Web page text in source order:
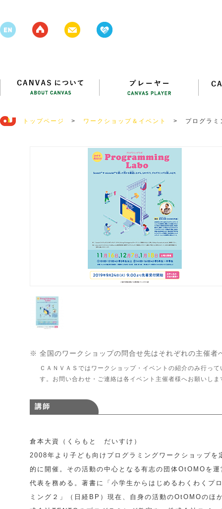
トップページ > ワークショップ＆イベント > プログラミ
※ 全国のワークショップの問合せ先はそれぞれの主催者
ＣＡＮＶＡＳではワークショップ・イベントの紹介のみ行って
す。お問い合わせ・ご連絡は各イベント主催者様へお願いしま
講師
倉本大資（くらもと だいすけ）
2008年より子ども向けプログラミングワークショップを
的に開催。その活動の中心となる有志の団体OtOMOを運
代表を務める。著書に「小学生からはじめるわくわくプ
ミング２」（日経BP）現在、自身の活動のOtOMOのほ